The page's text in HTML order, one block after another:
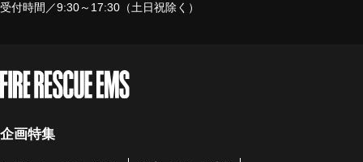
受付時間／9:30～17:30（土日祝除く）
企画特集